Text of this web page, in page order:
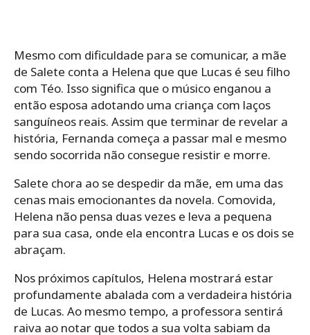
Mesmo com dificuldade para se comunicar, a mãe
de Salete conta a Helena que que Lucas é seu filho
com Téo. Isso significa que o músico enganou a
então esposa adotando uma criança com laços
sanguíneos reais. Assim que terminar de revelar a
história, Fernanda começa a passar mal e mesmo
sendo socorrida não consegue resistir e morre.
Salete chora ao se despedir da mãe, em uma das
cenas mais emocionantes da novela. Comovida,
Helena não pensa duas vezes e leva a pequena
para sua casa, onde ela encontra Lucas e os dois se
abraçam.
Nos próximos capítulos, Helena mostrará estar
profundamente abalada com a verdadeira história
de Lucas. Ao mesmo tempo, a professora sentirá
raiva ao notar que todos a sua volta sabiam da